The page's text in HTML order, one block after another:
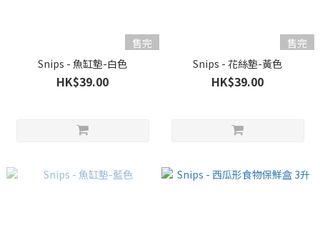
售完
Snips - 魚缸墊-白色
HK$39.00
售完
Snips - 花絲墊-黃色
HK$39.00